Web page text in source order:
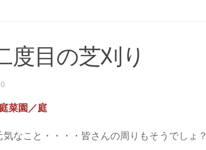
度目の芝刈り
菜園／庭
なこと・・・・皆さんの周りもそうでしょ？